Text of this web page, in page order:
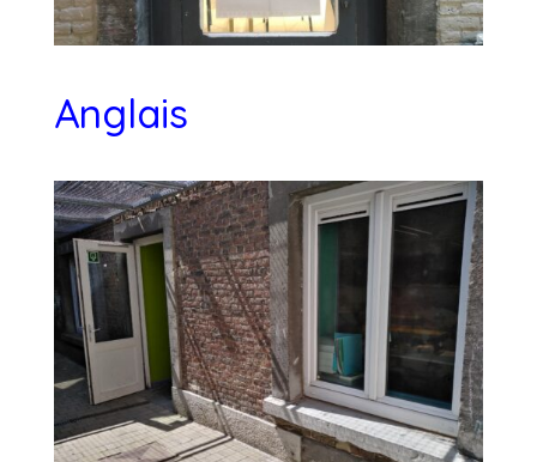
Anglais